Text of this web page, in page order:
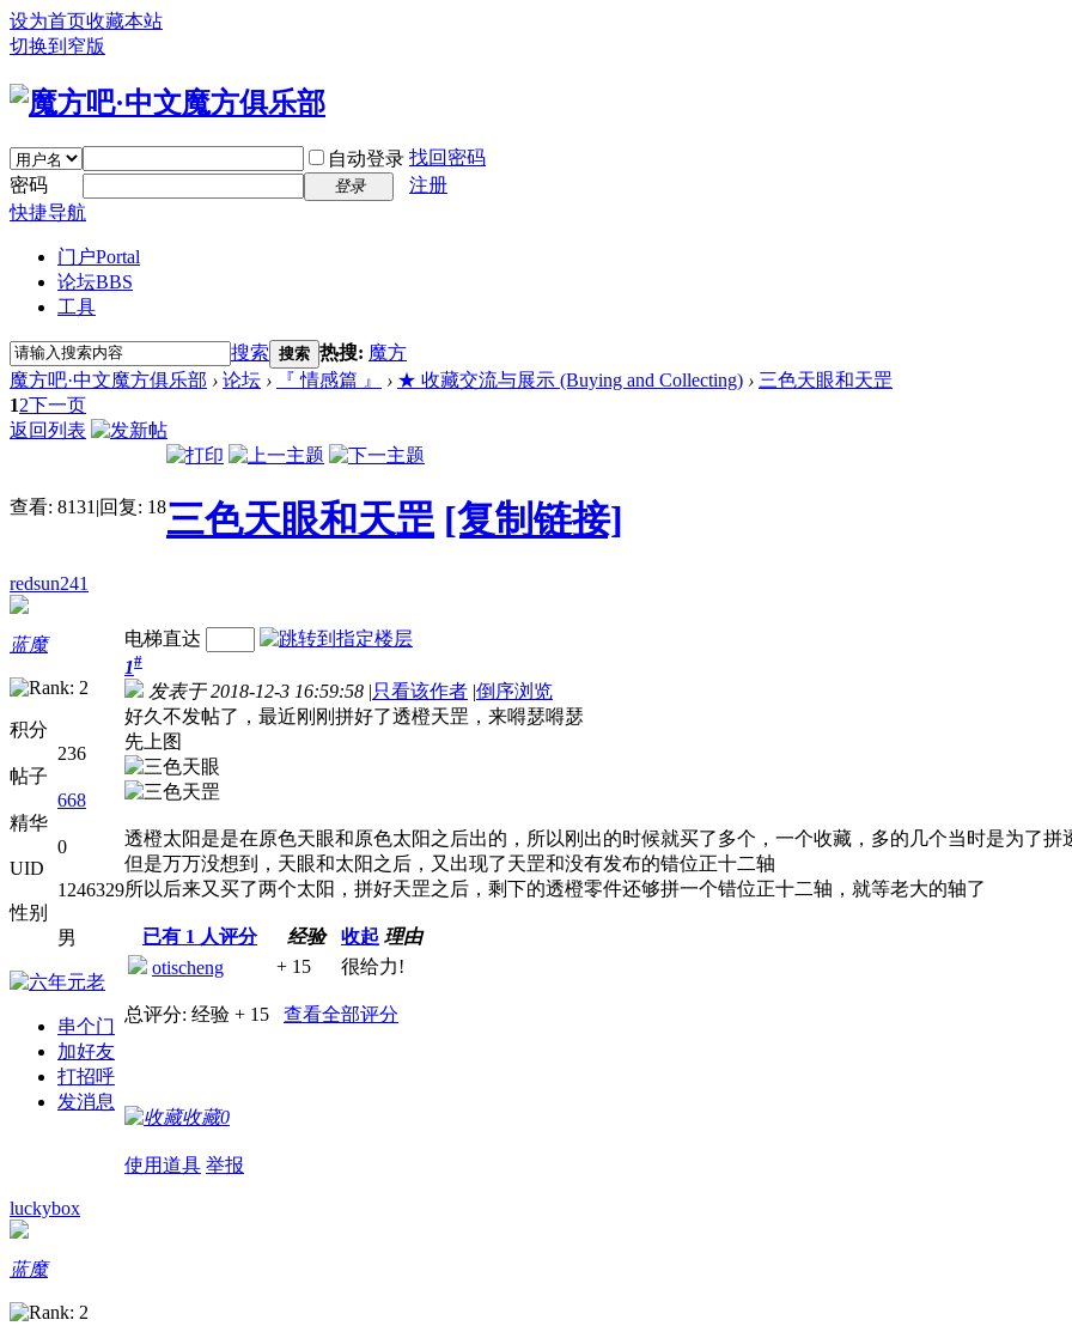
设为首页收藏本站
切换到窄版
自动登录 找回密码
密码
登录
注册
快捷导航
门户Portal
论坛BBS
工具
搜索 搜索 热搜: 魔方
魔方吧·中文魔方俱乐部 › 论坛 › 『 情感篇 』 › ★ 收藏交流与展示 (Buying and Collecting) › 三色天眼和天罡
12下一页
返回列表
查看: 8131 |回复: 18三色天眼和天罡 [复制链接]
redsun241
蓝魔
积分
236
帖子
668
精华
0
UID
1246329
性别
男
串个门
加好友
打招呼
发消息
电梯直达
1#
发表于 2018-12-3 16:59:58 |只看该作者 |倒序浏览
好久不发帖了，最近刚刚拼好了透橙天罡，来嘚瑟嘚瑟
先上图
透橙太阳是是在原色天眼和原色太阳之后出的，所以刚出的时候就买了多个，一个收藏，多的几个当时是为了拼
但是万万没想到，天眼和太阳之后，又出现了天罡和没有发布的错位正十二轴
所以后来又买了两个太阳，拼好天罡之后，剩下的透橙零件还够拼一个错位正十二轴，就等老大的轴了
已有 1 人评分 经验 收起 理由
otischeng
+ 15 很给力!
总评分: 经验 + 15 查看全部评分
收藏0
使用道具 举报
luckybox
蓝魔